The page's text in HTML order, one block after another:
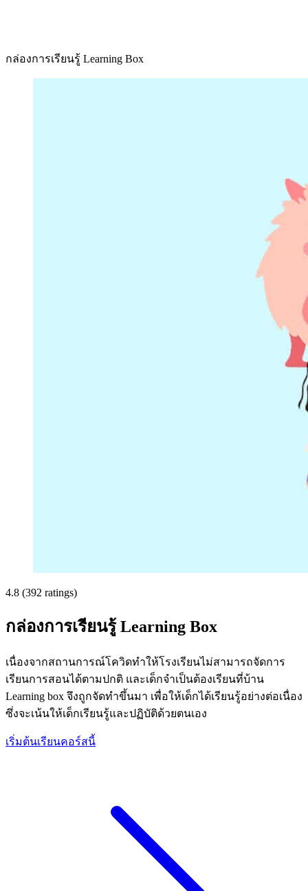
กล่องการเรียนรู้ Learning Box
4.8 (392 ratings)
กล่องการเรียนรู้ Learning Box
เนื่องจากสถานการณ์โควิดทำให้โรงเรียนไม่สามารถจัดการ
เรียนการสอนได้ตามปกติ และเด็กจำเป็นต้องเรียนที่บ้าน
Learning box จึงถูกจัดทำขึ้นมา เพื่อให้เด็กได้เรียนรู้อย่างต่อเนื่อง
ซึ่งจะเน้นให้เด็กเรียนรู้และปฏิบัติด้วยตนเอง
เริ่มต้นเรียนคอร์สนี้